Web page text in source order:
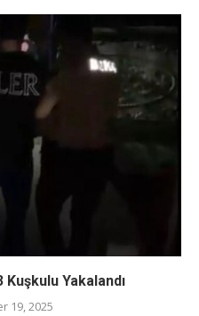
Kuşkulu Yakalandı
19, 2025